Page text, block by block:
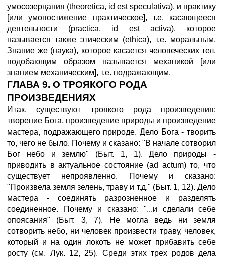
умосозерцания (theoretica, id est speculativa), и практику
[или умопостижение практическое], т.е. касающееся
деятельности (practica, id est activa), которое
называется также этическим (ethica), т.е. моральным.
Знание же (наука), которое касается человеческих тел,
подобающим образом называется механикой [или
знанием механическим], т.е. подражающим.
ГЛАВА 9. О ТРОЯКОГО РОДА
ПРОИЗВЕДЕНИЯХ
Итак, существуют троякого рода произведения:
творение Бога, произведение природы и произведение
мастера, подражающего природе. Дело Бога - творить
то, чего не было. Почему и сказано: "В начале сотворил
Бог небо и землю" (Быт. 1, 1). Дело природы -
приводить в актуальное состояние (ad actum) то, что
существует непроявленно. Почему и сказано:
"Произвела земля зелень, траву и т.д." (Быт. 1, 12). Дело
мастера - соединять разрозненное и разделять
соединенное. Почему и сказано: "...и сделали себе
опоясания" (Быт. 3, 7). Не могла ведь ни земля
сотворить небо, ни человек произвести траву, человек,
который и на один локоть не может прибавить себе
росту (см. Лук. 12, 25). Среди этих трех родов дела